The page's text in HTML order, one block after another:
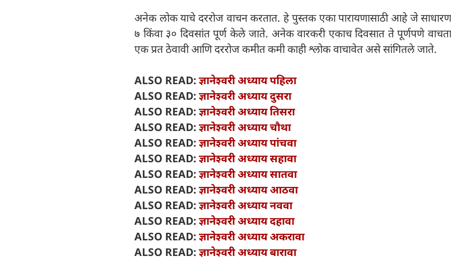
अनेक लोक याचे दररोज वाचन करतात. हे पुस्तक एका पारायणासाठी आहे जे
७ किंवा ३० दिवसांत पूर्ण केले जाते. अनेक वारकरी एकाच दिवसात ते पूर्णपणे
एक प्रत ठेवावी आणि दररोज कमीत कमी काही श्लोक वाचावेत असे सांगितले जाते.
ALSO READ: ज्ञानेश्वरी अध्याय पहिला
ALSO READ: ज्ञानेश्वरी अध्याय दुसरा
ALSO READ: ज्ञानेश्वरी अध्याय तिसरा
ALSO READ: ज्ञानेश्वरी अध्याय चौथा
ALSO READ: ज्ञानेश्वरी अध्याय पांचवा
ALSO READ: ज्ञानेश्वरी अध्याय सहावा
ALSO READ: ज्ञानेश्वरी अध्याय सातवा
ALSO READ: ज्ञानेश्वरी अध्याय आठवा
ALSO READ: ज्ञानेश्वरी अध्याय नववा
ALSO READ: ज्ञानेश्वरी अध्याय दहावा
ALSO READ: ज्ञानेश्वरी अध्याय अकरावा
ALSO READ: ज्ञानेश्वरी अध्याय बारावा